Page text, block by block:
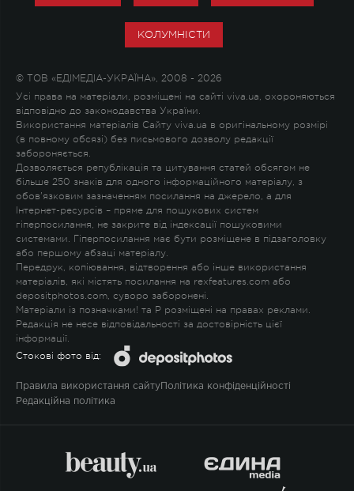
КОЛУМНІСТИ
© ТОВ «ЕДІМЕДІА-УКРАЇНА», 2008 - 2026
Усі права на матеріали, розміщені на сайті viva.ua, охороняються
відповідно до законодавства України.
Використання матеріалів Сайту viva.ua в оригінальному розмірі
(в повному обсязі) без письмового дозволу редакції
забороняється.
Дозволяється републікація та цитування статей обсягом не
більше 250 знаків для одного інформаційного матеріалу, з
обов'язковим зазначенням посилання на джерело, а для
Інтернет-ресурсів – пряме для пошукових систем
гіперпосилання, не закрите від індексації пошуковими
системами. Гіперпосилання має бути розміщене в підзаголовку
або першому абзаці матеріалу.
Передрук, копіювання, відтворення або інше використання
матеріалів, які містять посилання на rexfeatures.com або
depositphotos.com, суворо заборонені.
Матеріали із позначками! та P розміщені на правах реклами.
Редакція не несе відповідальності за достовірність цієї
інформації.
Стокові фото від:
Правила використання сайту Політика конфіденційності
Редакційна політика